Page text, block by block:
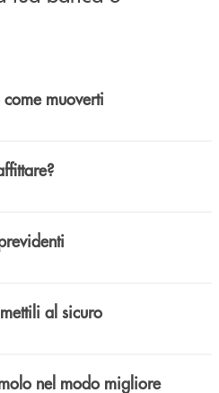
muoverti
al sicuro
nel modo migliore